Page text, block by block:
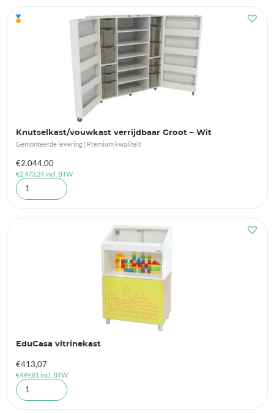
🏅
Knutselkast/vouwkast verrijdbaar Groot – Wit
Gemonteerde levering | Premium kwaliteit
€2.044,00
€2.473,24incl. BTW
EduCasa vitrinekast
€413,07
€499,81 incl. BTW